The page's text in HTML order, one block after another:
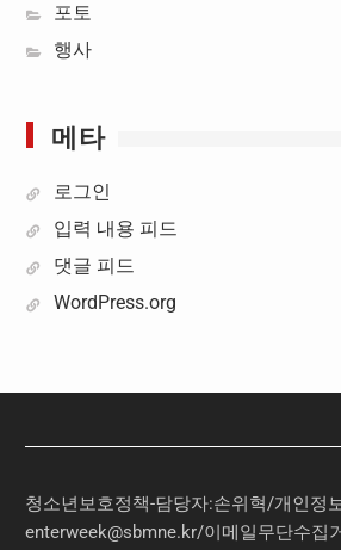
포토
행사
메타
로그인
입력 내용 피드
댓글 피드
WordPress.org
청소년보호정책-담당자:손위혁/개인정
enterweek@sbmne.kr/이메일무단수집